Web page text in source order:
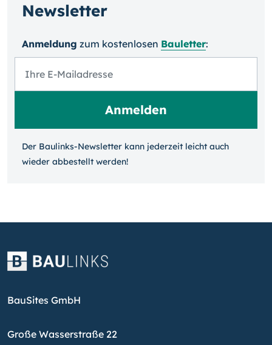
Newsletter
Anmeldung zum kosten­losen Bauletter:
Der Baulinks-Newsletter kann jeder­zeit leicht auch
wieder ab­bestellt werden!
BauSites GmbH
Große Wasserstraße 22